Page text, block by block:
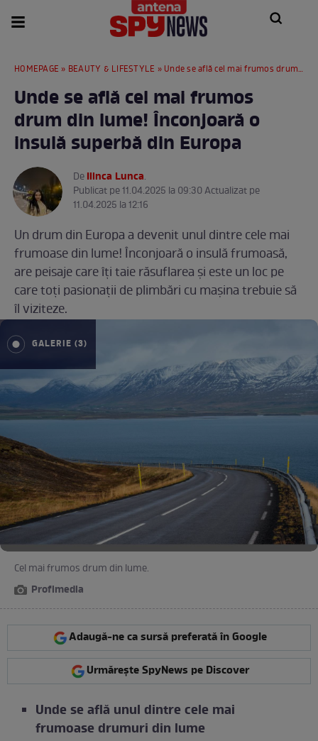
HOMEPAGE » BEAUTY & LIFESTYLE » Unde se află cel mai frumos drum din lume! Înconjoară o insulă superbă din Europa
Unde se află cel mai frumos
drum din lume! Înconjoară o
insulă superbă din Europa
DeIlinca Lunca.
Publicat pe 11.04.2025 la 09:30 Actualizat pe
11.04.2025 la 12:16
Un drum din Europa a devenit unul dintre cele mai
frumoase din lume! Înconjoară o insulă frumoasă,
are peisaje care îți taie răsuflarea și este un loc pe
care toți pasionații de plimbări cu mașina trebuie să
îl viziteze.
GALERIE (3)
Cel mai frumos drum din lume.
Profimedia
Adaugă-ne ca sursă preferată în Google
Urmărește SpyNews pe Discover
Unde se află unul dintre cele mai
frumoase drumuri din lume